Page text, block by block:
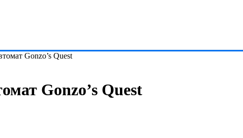
Gonzo’s Quest
Gonzo’s Quest